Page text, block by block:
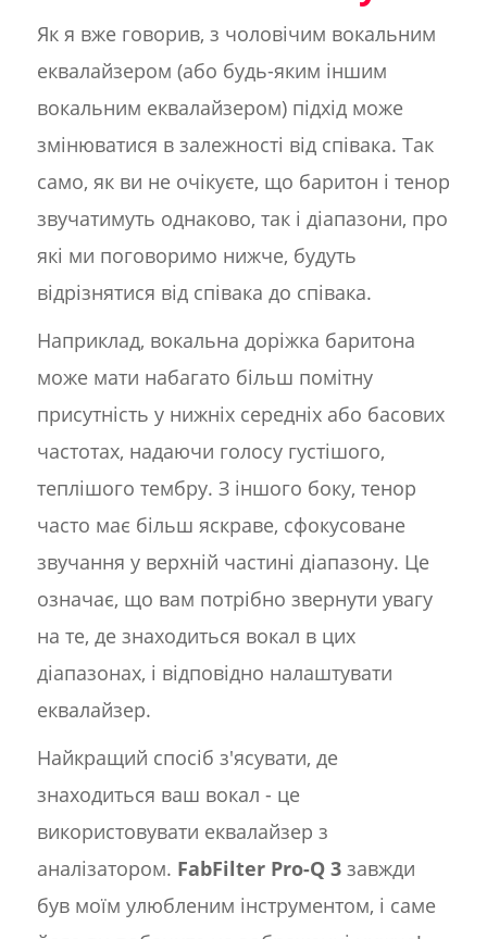
Як я вже говорив, з чоловічим вокальним
еквалайзером (або будь-яким іншим
вокальним еквалайзером) підхід може
змінюватися в залежності від співака. Так
само, як ви не очікуєте, що баритон і тенор
звучатимуть однаково, так і діапазони, про
які ми поговоримо нижче, будуть
відрізнятися від співака до співака.
Наприклад, вокальна доріжка баритона
може мати набагато більш помітну
присутність у нижніх середніх або басових
частотах, надаючи голосу густішого,
теплішого тембру. З іншого боку, тенор
часто має більш яскраве, сфокусоване
звучання у верхній частині діапазону. Це
означає, що вам потрібно звернути увагу
на те, де знаходиться вокал в цих
діапазонах, і відповідно налаштувати
еквалайзер.
Найкращий спосіб з'ясувати, де
знаходиться ваш вокал - це
використовувати еквалайзер з
аналізатором. FabFilter Pro-Q 3завжди
був моїм улюбленим інструментом, і саме